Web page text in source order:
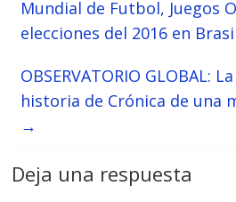
Mundial de Futbol, Juegos
elecciones del 2016 en
OBSERVATORIO GLOBAL:
historia de Crónica de una
→
Deja una respuesta